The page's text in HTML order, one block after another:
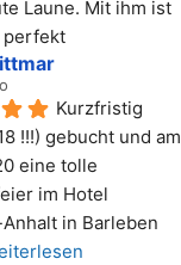
Laune. Mit ihm ist
perfekt
Kurzfristig
!!!) gebucht und am
eine tolle
im Hotel
in Barleben